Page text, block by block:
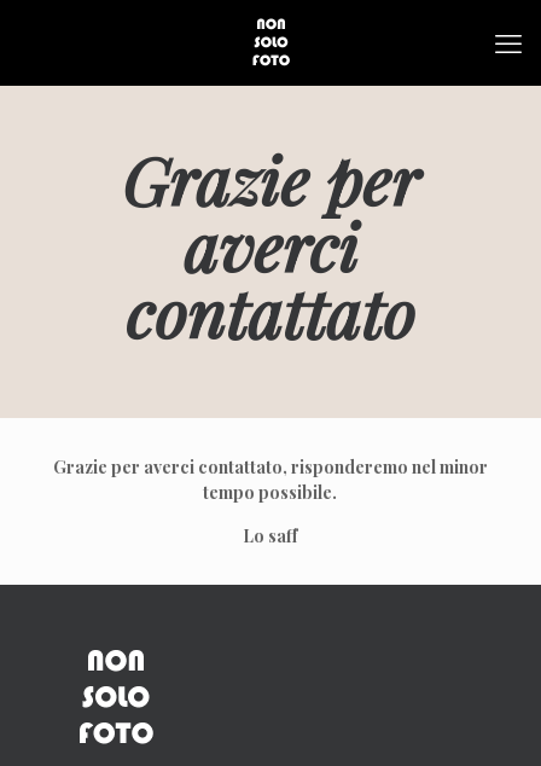
Grazie per
averci
contattato
Grazie per averci contattato, risponderemo nel minor
tempo possibile.
Lo saff